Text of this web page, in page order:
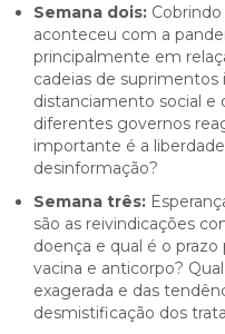
Semana dois:
aconteceu com a
principalmente em
cadeias de
distanciamento social e
diferentes governos
importante é a
desinformação?
Semana três:
são as reivindicações
doença e qual é o
vacina e anticorpo?
exagerada e das
desmistificação dos